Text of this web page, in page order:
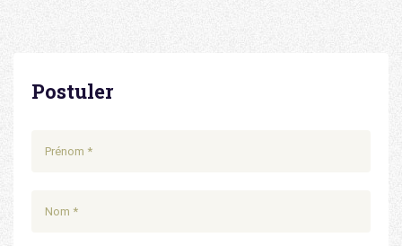
Postuler